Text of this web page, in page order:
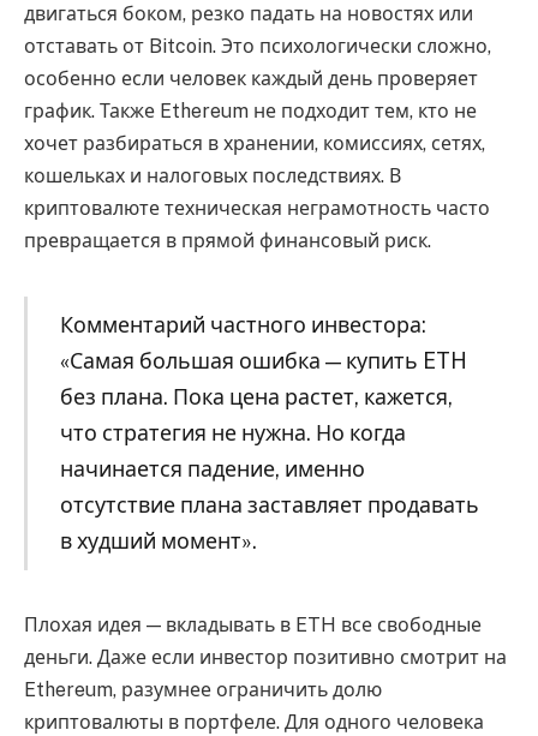
двигаться боком, резко падать на новостях или
отставать от Bitcoin. Это психологически сложно,
особенно если человек каждый день проверяет
график. Также Ethereum не подходит тем, кто не
хочет разбираться в хранении, комиссиях, сетях,
кошельках и налоговых последствиях. В
криптовалюте техническая неграмотность часто
превращается в прямой финансовый риск.
Комментарий частного инвестора:
«Самая большая ошибка — купить ETH
без плана. Пока цена растет, кажется,
что стратегия не нужна. Но когда
начинается падение, именно
отсутствие плана заставляет продавать
в худший момент».
Плохая идея — вкладывать в ETH все свободные
деньги. Даже если инвестор позитивно смотрит на
Ethereum, разумнее ограничить долю
криптовалюты в портфеле. Для одного человека